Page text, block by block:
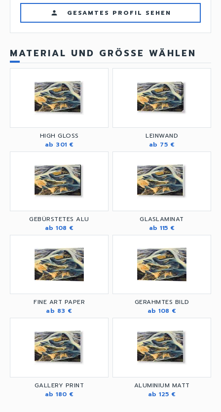
person GESAMTES PROFIL SEHEN
MATERIAL UND GRÖSSE WÄHLEN
HIGH GLOSS
ab 301 €
LEINWAND
ab 75 €
GEBÜRSTETES ALU
ab 108 €
GLASLAMINAT
ab 115 €
FINE ART PAPER
ab 83 €
GERAHMTES BILD
ab 108 €
GALLERY PRINT
ab 180 €
ALUMINIUM MATT
ab 125 €